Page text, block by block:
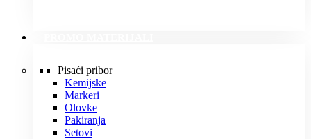
Pisaći pribor
Kemijske
Markeri
Olovke
Pakiranja
Setovi